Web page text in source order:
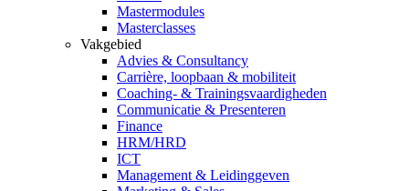
Mastermodules
Masterclasses
Vakgebied
Advies & Consultancy
Carrière, loopbaan & mobiliteit
Coaching- & Trainingsvaardigheden
Communicatie & Presenteren
Finance
HRM/HRD
ICT
Management & Leidinggeven